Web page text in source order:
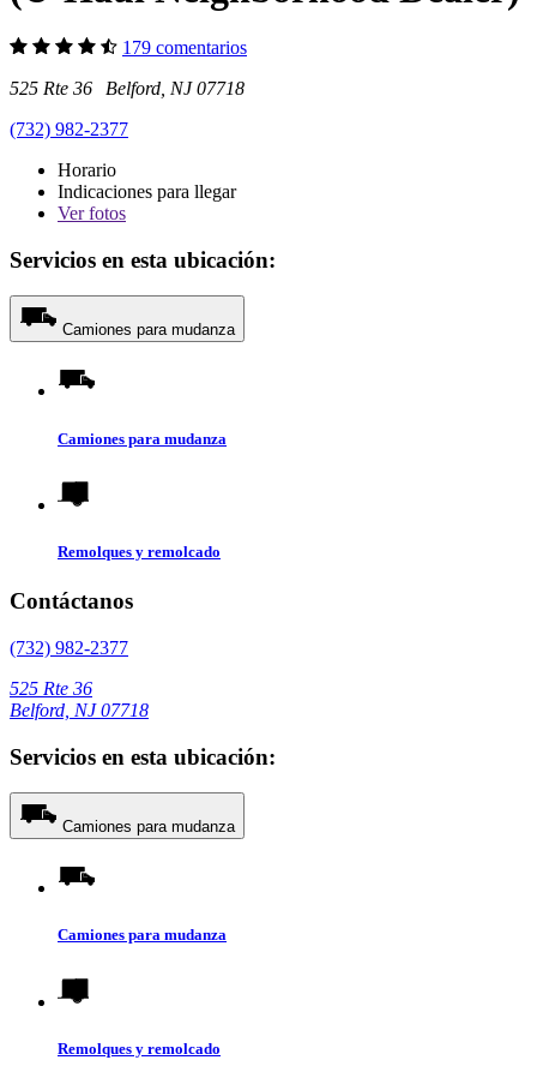
179 comentarios
525 Rte 36 Belford, NJ 07718
(732) 982-2377
Horario
Indicaciones para llegar
Verfotos
Servicios en esta ubicación:
Camiones para mudanza
Camiones para mudanza
Remolques y remolcado
Contáctanos
(732) 982-2377
525 Rte 36
Belford, NJ 07718
Servicios en esta ubicación:
Camiones para mudanza
Camiones para mudanza
Remolques y remolcado